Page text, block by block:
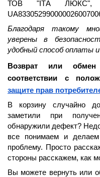
ТОВ "ІТА ЛЮКС",
Благодаря такому
уверены в
удобный способ оплаты
Возврат или обмен
соответствии с
защите прав
В корзину случайно
заметили при
обнаружили дефект?
все понимаем и
проблему. Просто
стороны расскажем, как
Вы можете вернуть или